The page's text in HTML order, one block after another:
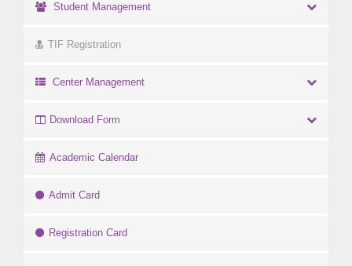
Student Management
TIF Registration
Center Management
Download Form
Academic Calendar
Admit Card
Registration Card